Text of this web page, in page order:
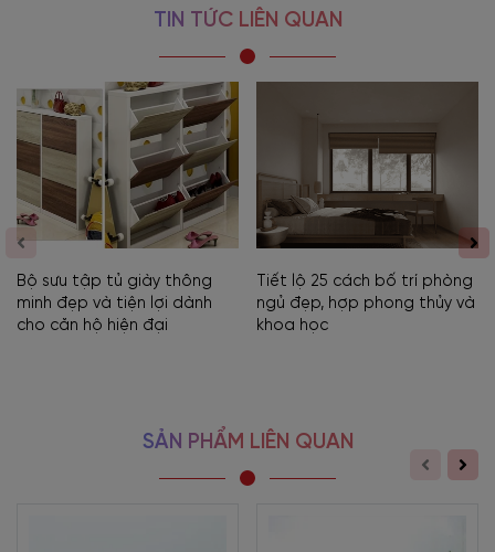
TIN TỨC LIÊN QUAN
Bộ sưu tập tủ giày thông
minh đẹp và tiện lợi dành
cho căn hộ hiện đại
Tiết lộ 25 cách bố trí phòng
ngủ đẹp, hợp phong thủy và
khoa học
SẢN PHẨM LIÊN QUAN